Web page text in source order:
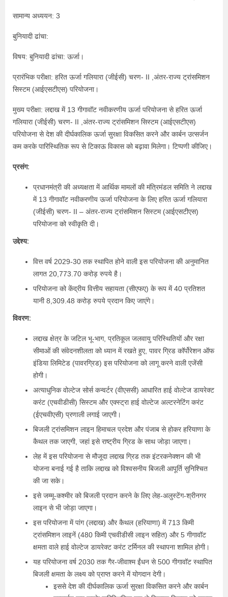
सामान्य अध्ययन: 3
बुनियादी ढांचा:
विषय: बुनियादी ढांचा: ऊर्जा।
प्रारंभिक परीक्षा: हरित ऊर्जा गलियारा (जीईसी) चरण- II ,अंतर-राज्य ट्रांसमिशन
सिस्टम (आईएसटीएस) परियोजना।
मुख्य परीक्षा: लद्दाख में 13 गीगावॉट नवीकरणीय ऊर्जा परियोजना से हरित ऊर्जा
गलियारा (जीईसी) चरण- II ,अंतर-राज्य ट्रांसमिशन सिस्टम (आईएसटीएस)
परियोजना से देश की दीर्घकालिक ऊर्जा सुरक्षा विकसित करने और कार्बन उत्‍सर्जन
कम करके पारिस्थितिक रूप से टिकाऊ विकास को बढ़ावा मिलेगा। टिप्पणी कीजिए।
प्रसंग:
प्रधानमंत्री की अध्यक्षता में आर्थिक मामलों की मंत्रिमंडल समिति ने लद्दाख
में 13 गीगावॉट नवीकरणीय ऊर्जा परियोजना के लिए हरित ऊर्जा गलियारा
(जीईसी) चरण- II – अंतर-राज्य ट्रांसमिशन सिस्टम (आईएसटीएस)
परियोजना को स्वीकृति दी।
उद्देश्य:
वित्त वर्ष 2029-30 तक स्थापित होने वाली इस परियोजना की अनुमानित
लागत 20,773.70 करोड़ रुपये है।
परियोजना को केंद्रीय वित्तीय सहायता (सीएफए) के रूप में 40 प्रतिशत
यानी 8,309.48 करोड़ रुपये प्रदान किए जाएंगे।
विवरण:
लद्दाख क्षेत्र के जटिल भू-भाग, प्रतिकूल जलवायु परिस्थितियों और रक्षा
सीमाओं की संवेदनशीलता को ध्यान में रखते हुए, पावर ग्रिड कॉर्पोरेशन ऑफ
इंडिया लिमिटेड (पावरग्रिड) इस परियोजना को लागू करने वाली एजेंसी
होगी।
अत्याधुनिक वोल्टेज सोर्स कन्वर्टर (वीएससी) आधारित हाई वोल्टेज डायरेक्ट
करंट (एचवीडीसी) सिस्टम और एक्स्ट्रा हाई वोल्टेज अल्टरनेटिंग करंट
(ईएचवीएसी) प्रणाली लगाई जाएगी।
बिजली ट्रांसमिशन लाइन हिमाचल प्रदेश और पंजाब से होकर हरियाणा के
कैथल तक जाएगी, जहां इसे राष्ट्रीय ग्रिड के साथ जोड़ा जाएगा।
लेह में इस परियोजना से मौजूदा लद्दाख ग्रिड तक इंटरकनेक्शन की भी
योजना बनाई गई है ताकि लद्दाख को विश्वसनीय बिजली आपूर्ति सुनिश्चित
की जा सके।
इसे जम्मू-कश्मीर को बिजली प्रदान करने के लिए लेह-अलुस्टेंग-श्रीनगर
लाइन से भी जोड़ा जाएगा।
इस परियोजना में पांग (लद्दाख) और कैथल (हरियाणा) में 713 किमी
ट्रांसमिशन लाइनें (480 किमी एचवीडीसी लाइन सहित) और 5 गीगावॉट
क्षमता वाले हाई वोल्टेज डायरेक्ट करंट टर्मिनल की स्थापना शामिल होगी।
यह परियोजना वर्ष 2030 तक गैर-जीवाश्म ईंधन से 500 गीगावॉट स्थापित
बिजली क्षमता के लक्ष्य को प्राप्त करने में योगदान देगी।
इससे देश की दीर्घकालिक ऊर्जा सुरक्षा विकसित करने और कार्बन